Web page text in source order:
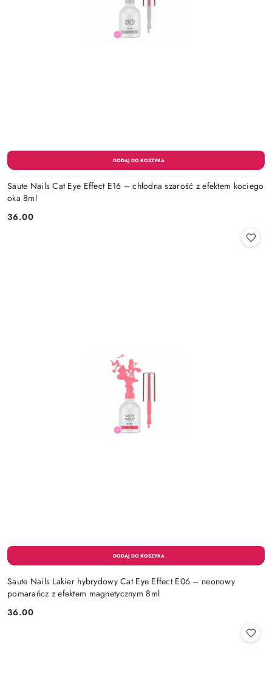
Saute Nails Cat Eye Effect E16 – chłodna szarość z efektem kociego
oka 8ml
Cena:
36.00
Saute Nails Lakier hybrydowy Cat Eye Effect E06 – neonowy
pomarańcz z efektem magnetycznym 8ml
Cena:
36.00